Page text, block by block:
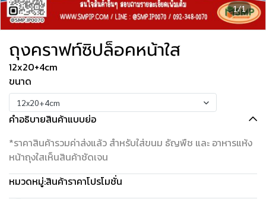
1/1
ถุงคราฟท์ซิปล็อคหน้าใส
12x20+4cm
ขนาด
12x20+4cm
คำอธิบายสินค้าแบบย่อ
*ราคาสินค้ารวมค่าส่งแล้ว สำหรับใส่ขนม ธัญพืช และ อาหารแห้ง
หน้าถุงใสเห็นสินค้าชัดเจน
หมวดหมู่:สินค้าราคาโปรโมชั่น